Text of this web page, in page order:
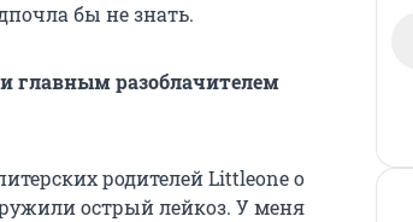
бы не знать.
главным разоблачителем
родителей Littleоne о
острый лейкоз. У меня